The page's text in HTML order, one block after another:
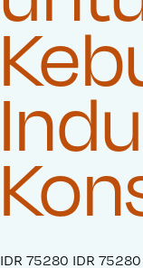
S
IDR 75280 O
IDR 75280